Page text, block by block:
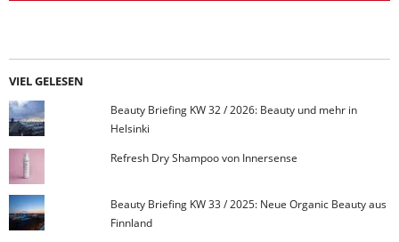
VIEL GELESEN
Beauty Briefing KW 32 / 2026: Beauty und mehr in
Helsinki
Refresh Dry Shampoo von Innersense
Beauty Briefing KW 33 / 2025: Neue Organic Beauty aus
Finnland